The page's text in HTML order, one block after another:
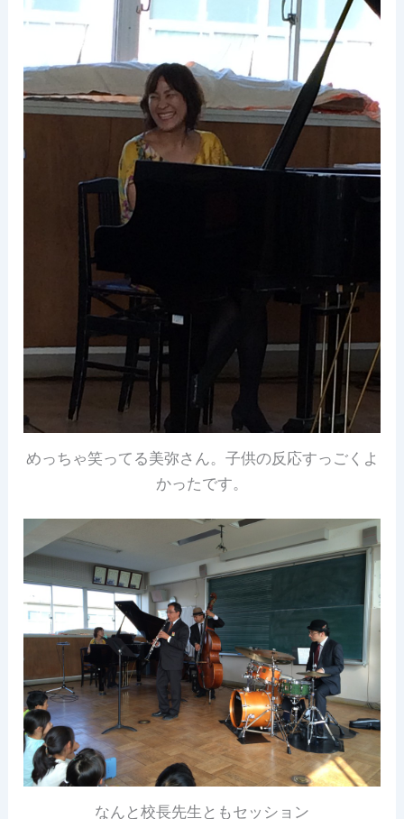
めっちゃ笑ってる美弥さん。子供の反応すっごくよ
かったです。
なんと校長先生ともセッション